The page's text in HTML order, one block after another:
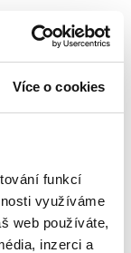
Více o cookies
funkcí
využíváme
web používáte,
inzerci a